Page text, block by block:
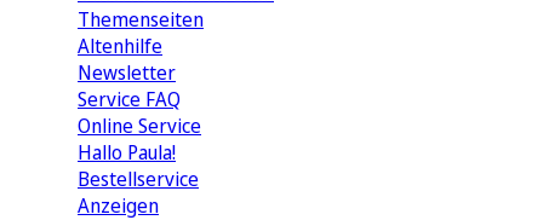
Themenseiten
Altenhilfe
Newsletter
Service FAQ
Online Service
Hallo Paula!
Bestellservice
Anzeigen